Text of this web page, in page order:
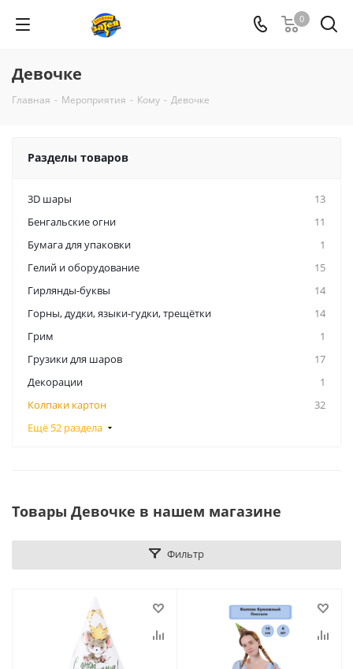
0
Девочке
Главная - Мероприятия - Кому - Девочке
Разделы товаров
3D шары
13
Бенгальские огни
11
Бумага для упаковки
1
Гелий и оборудование
15
Гирлянды-буквы
14
Горны, дудки, языки-гудки, трещётки
14
Грим
1
Грузики для шаров
17
Декорации
1
Колпаки картон
32
Ещё 52 раздела
Товары Девочке в нашем магазине
Фильтр